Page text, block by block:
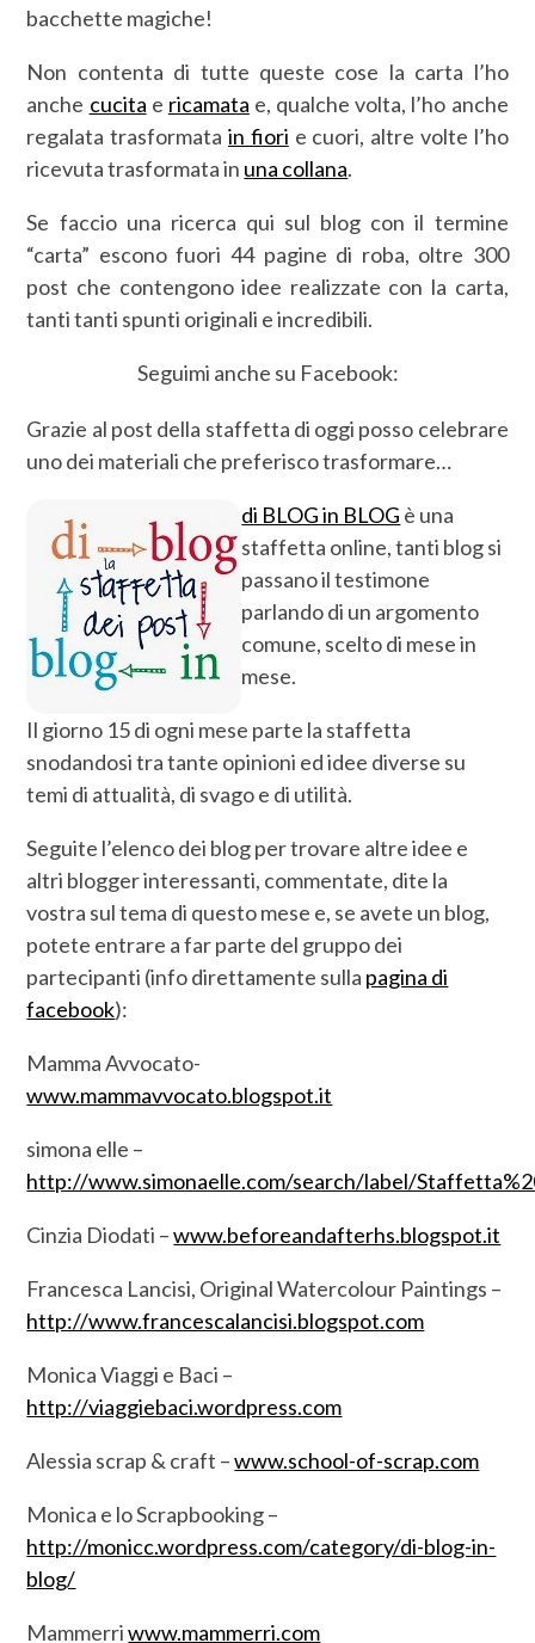
bacchette magiche!
Non contenta di tutte queste cose la carta l’ho
anche cucita e ricamata e, qualche volta, l’ho anche
regalata trasformata in fiori e cuori, altre volte l’ho
ricevuta trasformata in una collana.
Se faccio una ricerca qui sul blog con il termine
“carta” escono fuori 44 pagine di roba, oltre 300
post che contengono idee realizzate con la carta,
tanti tanti spunti originali e incredibili.
Seguimi anche su Facebook:
Grazie al post della staffetta di oggi posso celebrare
uno dei materiali che preferisco trasformare…
di BLOG in BLOG è una
staffetta online, tanti blog si
passano il testimone
parlando di un argomento
comune, scelto di mese in
mese.
Il giorno 15 di ogni mese parte la staffetta
snodandosi tra tante opinioni ed idee diverse su
temi di attualità, di svago e di utilità.
Seguite l’elenco dei blog per trovare altre idee e
altri blogger interessanti, commentate, dite la
vostra sul tema di questo mese e, se avete un blog,
potete entrare a far parte del gruppo dei
partecipanti (info direttamente sulla pagina di
facebook):
Mamma Avvocato-
www.mammavvocato.blogspot.it
simona elle –
http://www.simonaelle.com/search/label/
Cinzia Diodati –www.beforeandafterhs.blogspot.it
Francesca Lancisi, Original Watercolour Paintings –
http://www.francescalancisi.blogspot.com
Monica Viaggi e Baci –
http://viaggiebaci.wordpress.com
Alessia scrap & craft –www.school-of-scrap.com
Monica e lo Scrapbooking –
http://monicc.wordpress.com/category/di-blog-in-
blog/
Mammerriwww.mammerri.com